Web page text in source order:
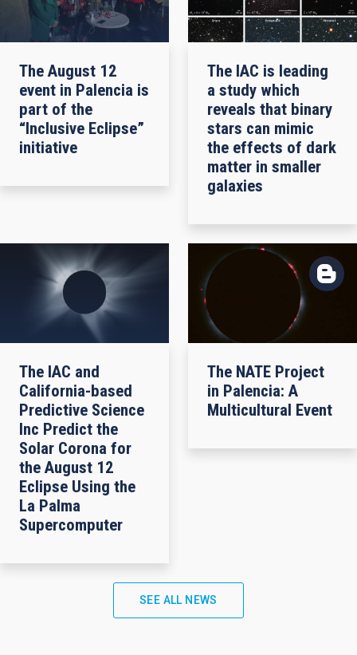
The August 12
event in Palencia is
part of the
“Inclusive Eclipse”
initiative
The IAC is leading
a study which
reveals that binary
stars can mimic
the effects of dark
matter in smaller
galaxies
The IAC and
California-based
Predictive Science
Inc Predict the
Solar Corona for
the August 12
Eclipse Using the
La Palma
Supercomputer
The NATE Project
in Palencia: A
Multicultural Event
SEE ALL NEWS